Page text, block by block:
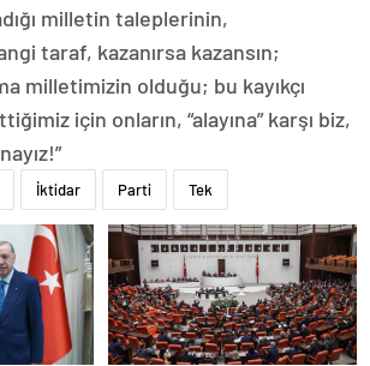
milletin taleplerinin,
taraf, kazanırsa kazansın;
milletimizin olduğu; bu kayıkçı
için onların, “alayına” karşı biz,
İktidar Parti Tek